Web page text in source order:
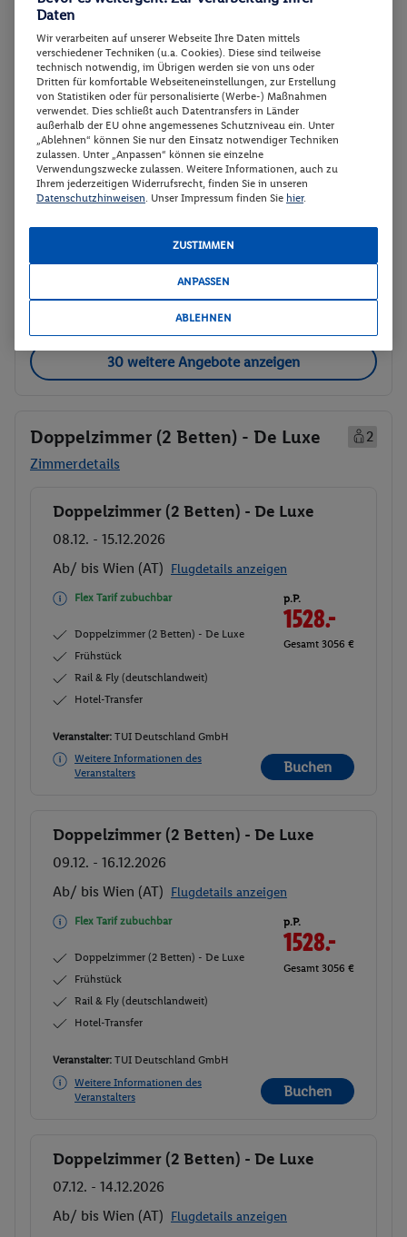
Buchen
Deluxe room
09.09. - 17.09.2026
Ab/ bis München (DE) Flugdetails anzeigen
Flex Tarif zubuchbar
Deluxe room
Frühstück
p.P.
1474.-
Gesamt 2948 €
Buchen
30 weitere Angebote anzeigen
Doppelzimmer (2 Betten) - De Luxe
2
Zimmerdetails
Buchen
Doppelzimmer (2 Betten) - De Luxe
08.12. - 15.12.2026
Ab/ bis Wien (AT) Flugdetails anzeigen
Flex Tarif zubuchbar
Doppelzimmer (2 Betten) - De Luxe
Frühstück
Rail & Fly (deutschlandweit)
Hotel-Transfer
p.P.
1528.-
Gesamt 3056 €
Veranstalter: TUI Deutschland GmbH
Weitere Informationen des
Veranstalters
Buchen
Buchen
Doppelzimmer (2 Betten) - De Luxe
09.12. - 16.12.2026
Ab/ bis Wien (AT) Flugdetails anzeigen
Flex Tarif zubuchbar
Doppelzimmer (2 Betten) - De Luxe
Frühstück
Rail & Fly (deutschlandweit)
Hotel-Transfer
p.P.
1528.-
Gesamt 3056 €
Veranstalter: TUI Deutschland GmbH
Weitere Informationen des
Veranstalters
Buchen
Buchen
Doppelzimmer (2 Betten) - De Luxe
07.12. - 14.12.2026
Ab/ bis Wien (AT) Flugdetails anzeigen
Daten
Wir verarbeiten auf unserer Webseite Ihre Daten mittels
verschiedener Techniken (u.a. Cookies). Diese sind teilweise
technisch notwendig, im Übrigen werden sie von uns oder
Dritten für komfortable Webseiteneinstellungen, zur Erstellung
von Statistiken oder für personalisierte (Werbe-) Maßnahmen
verwendet. Dies schließt auch Datentransfers in Länder
außerhalb der EU ohne angemessenes Schutzniveau ein. Unter
„Ablehnen“ können Sie nur den Einsatz notwendiger Techniken
zulassen. Unter „Anpassen“ können sie einzelne
Verwendungszwecke zulassen. Weitere Informationen, auch zu
Ihrem jederzeitigen Widerrufsrecht, finden Sie in unseren
Datenschutzhinweisen . Unser Impressum finden Sie hier.
ZUSTIMMEN
ANPASSEN
ABLEHNEN